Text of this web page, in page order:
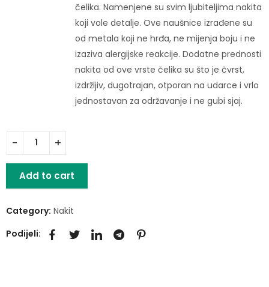
čelika. Namenjene su svim ljubiteljima nakita
koji vole detalje. Ove naušnice izrađene su
od metala koji ne hrđa, ne mijenja boju i ne
izaziva alergijske reakcije. Dodatne prednosti
nakita od ove vrste čelika su što je čvrst,
izdržljiv, dugotrajan, otporan na udarce i vrlo
jednostavan za održavanje i ne gubi sjaj.
Add to cart
Category: Nakit
Podijeli: